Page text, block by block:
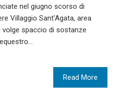
nel giugno scorso di
Villaggio Sant'Agata, area
volge spaccio di sostanze
Read More